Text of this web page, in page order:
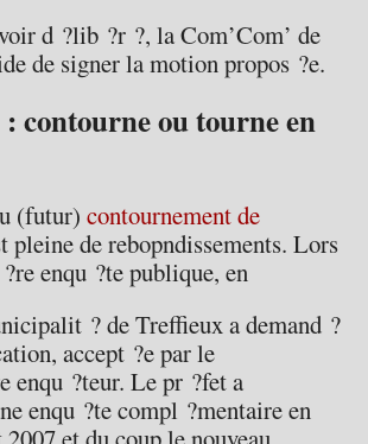
d ?lib ?r ?, la Com’Com’ de
de signer la motion propos ?e.
contourne ou tourne en
(futur)contournement de
pleine de rebopndissements. Lors
enqu ?te publique, en
? de Treffieux a demand ?
accept ?e par le
enqu ?teur. Le pr ?fet a
enqu ?te compl ?mentaire en